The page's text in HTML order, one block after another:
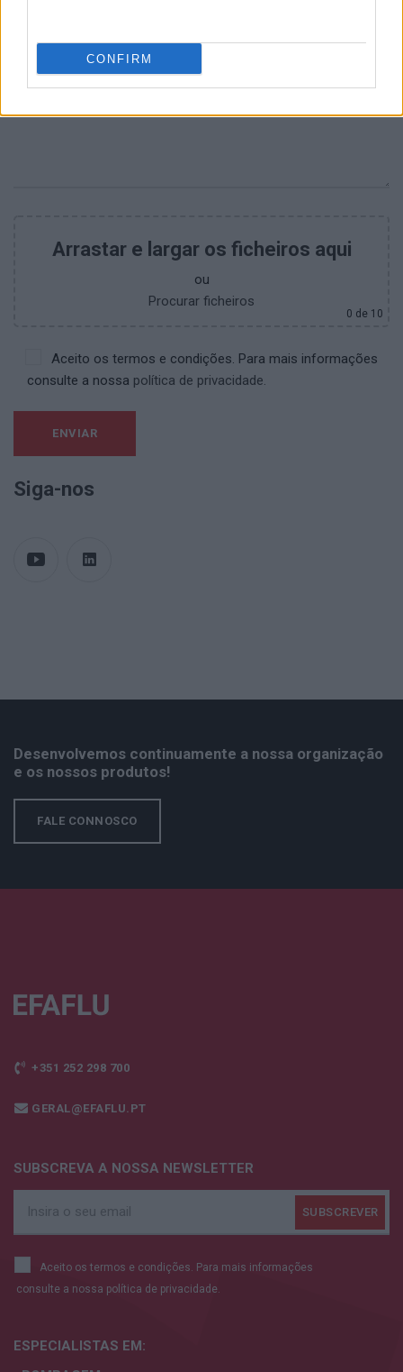
CONFIRM
Arrastar e largar os ficheiros aqui
ou
Procurar ficheiros
0 de 10
Aceito os termos e condições. Para mais informações
consulte a nossa política de privacidade.
Siga-nos
Desenvolvemos continuamente a nossa organização
e os nossos produtos!
FALE CONNOSCO
+351 252 298 700
GERAL@EFAFLU.PT
SUBSCREVA A NOSSA NEWSLETTER
Aceito os termos e condições. Para mais informações
consulte a nossa política de privacidade.
ESPECIALISTAS EM: